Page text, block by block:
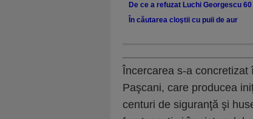
De ce a refuzat Luchi Georgescu
În căutarea cloştii cu puii de aur
Încercarea s-a
Paşcani, care producea
centuri de siguranţă şi